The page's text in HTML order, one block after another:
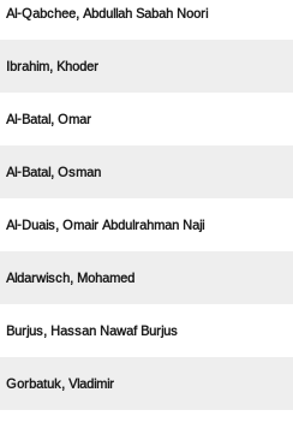
   
 
 
 
   
 
   
 